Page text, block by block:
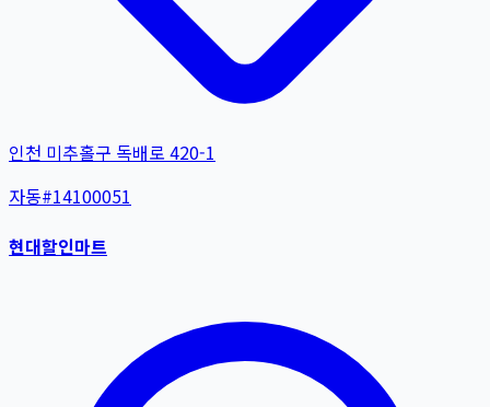
인천 미추홀구 독배로 420-1
자동#14100051
현대할인마트